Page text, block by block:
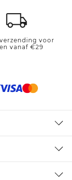
voor
vanaf €29